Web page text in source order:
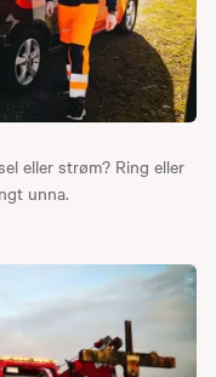
eller strøm? Ring eller
unna.